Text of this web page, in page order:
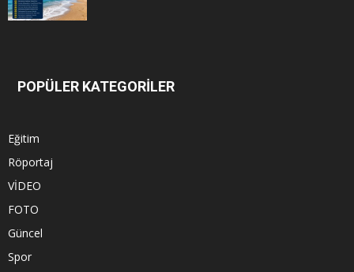
POPÜLER KATEGORİLER
Eğitim
Röportaj
VİDEO
FOTO
Güncel
Spor